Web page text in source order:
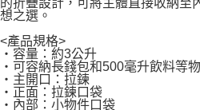
的折疊設計，可將主體直接收納至
想之選。
<產品規格>
・容量：約3公升
・可容納長錢包和500毫升飲料等
・主開口：拉鍊
・正面：拉鍊口袋
・內部：小物件口袋